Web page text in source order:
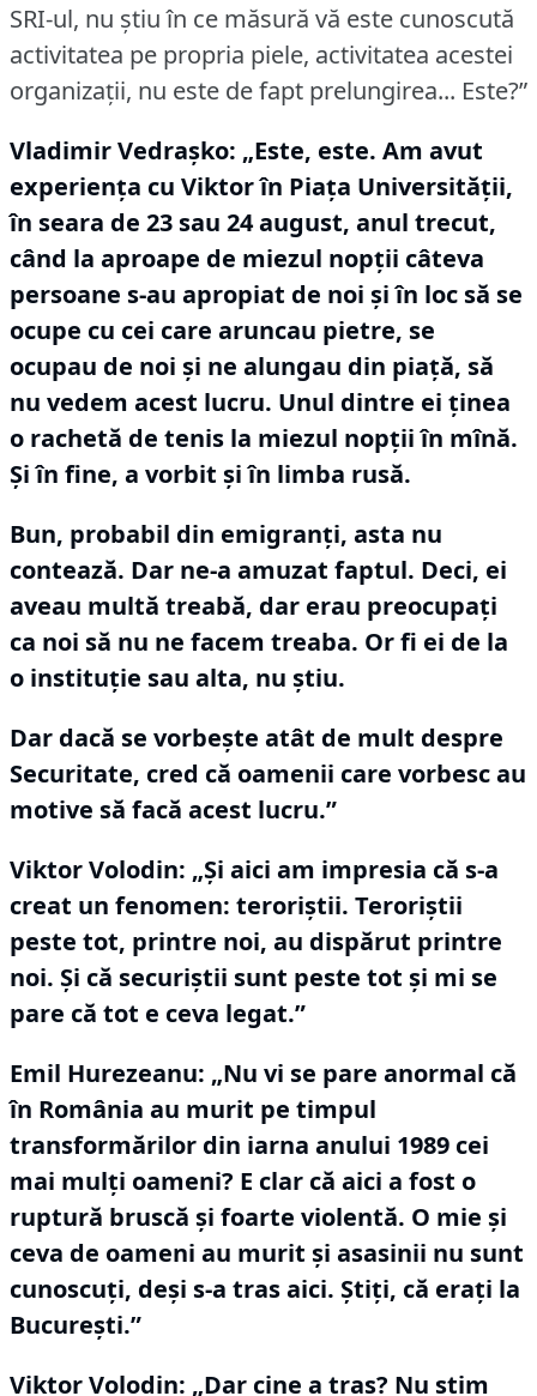
SRI-ul, nu ştiu în ce măsură vă este cunoscută
activitatea pe propria piele, activitatea acestei
organizaţii, nu este de fapt prelungirea... Este?”
Vladimir Vedraşko: „Este, este. Am avut
experienţa cu Viktor în Piaţa Universităţii,
în seara de 23 sau 24 august, anul trecut,
când la aproape de miezul nopţii câteva
persoane s-au apropiat de noi şi în loc să se
ocupe cu cei care aruncau pietre, se
ocupau de noi şi ne alungau din piaţă, să
nu vedem acest lucru. Unul dintre ei ţinea
o rachetă de tenis la miezul nopţii în mînă.
Şi în fine, a vorbit şi în limba rusă.
Bun, probabil din emigranţi, asta nu
contează. Dar ne-a amuzat faptul. Deci, ei
aveau multă treabă, dar erau preocupaţi
ca noi să nu ne facem treaba. Or fi ei de la
o instituţie sau alta, nu ştiu.
Dar dacă se vorbeşte atât de mult despre
Securitate, cred că oamenii care vorbesc au
motive să facă acest lucru.”
Viktor Volodin: „Şi aici am impresia că s-a
creat un fenomen: teroriştii. Teroriştii
peste tot, printre noi, au dispărut printre
noi. Şi că securiştii sunt peste tot şi mi se
pare că tot e ceva legat.”
Emil Hurezeanu: „Nu vi se pare anormal că
în România au murit pe timpul
transformărilor din iarna anului 1989 cei
mai mulţi oameni? E clar că aici a fost o
ruptură bruscă şi foarte violentă. O mie şi
ceva de oameni au murit şi asasinii nu sunt
cunoscuţi, deşi s-a tras aici. Ştiţi, că eraţi la
Bucureşti.”
Viktor Volodin: „Dar cine a tras? Nu ştim